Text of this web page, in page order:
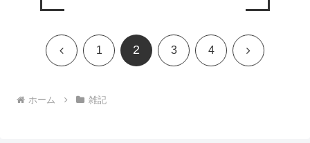
前 1 2 3 4 次
ホーム 雑記